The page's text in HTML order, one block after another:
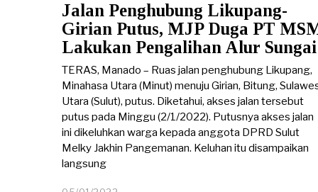
Jalan Penghubung Likupang-
Girian Putus, MJP Duga PT
Lakukan Pengalihan Alur Sungai
TERAS, Manado – Ruas jalan penghubung Likupang,
Minahasa Utara (Minut) menuju Girian, Bitung,
Utara (Sulut), putus. Diketahui, akses jalan tersebut
putus pada Minggu (2/1/2022). Putusnya akses jalan
ini dikeluhkan warga kepada anggota DPRD Sulut
Melky Jakhin Pangemanan. Keluhan itu disampaikan
langsung